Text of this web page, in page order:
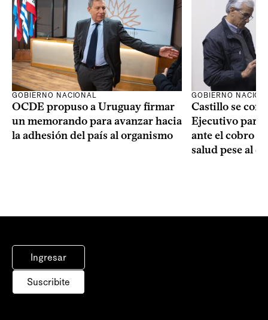
GOBIERNO NACIONAL
OCDE propuso a Uruguay firmar
un memorando para avanzar hacia
la adhesión del país al organismo
GOBIERNO
Castillo se
Ejecutivo para
ante el cobro
salud pese al
Ingresar
Suscribite